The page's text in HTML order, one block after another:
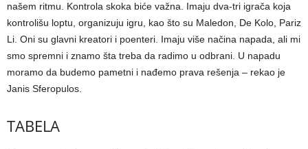
našem ritmu. Kontrola skoka biće važna. Imaju dva-tri igrača koja
kontrolišu loptu, organizuju igru, kao što su Maledon, De Kolo, Pariz
Li. Oni su glavni kreatori i poenteri. Imaju više načina napada, ali mi
smo spremni i znamo šta treba da radimo u odbrani. U napadu
moramo da budemo pametni i nađemo prava rešenja – rekao je
Janis Sferopulos.
TABELA